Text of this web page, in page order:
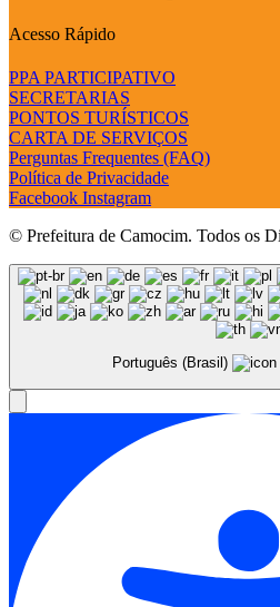
Acesso Rápido
PPA PARTICIPATIVO
SECRETARIAS
PONTOS TURÍSTICOS
CARTA DE SERVIÇOS
Perguntas Frequentes (FAQ)
Política de Privacidade
Facebook Instagram
© Prefeitura de Camocim. Todos os
Português (Brasil)